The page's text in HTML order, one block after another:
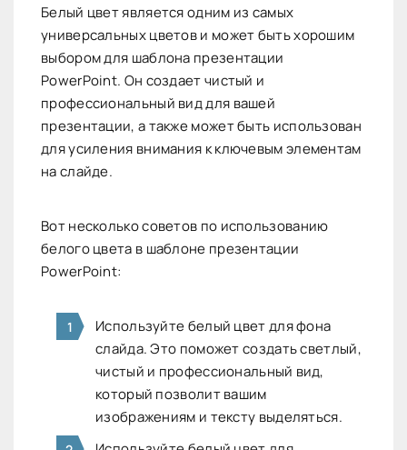
Белый цвет является одним из самых
универсальных цветов и может быть хорошим
выбором для шаблона презентации
PowerPoint. Он создает чистый и
профессиональный вид для вашей
презентации, а также может быть использован
для усиления внимания к ключевым элементам
на слайде.
Вот несколько советов по использованию
белого цвета в шаблоне презентации
PowerPoint:
Используйте белый цвет для фона
слайда. Это поможет создать светлый,
чистый и профессиональный вид,
который позволит вашим
изображениям и тексту выделяться.